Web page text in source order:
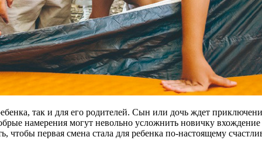
так и для его родителей. Сын или дочь ждет
намерения могут невольно усложнить новичку
первая смена стала для ребенка по-настоящему